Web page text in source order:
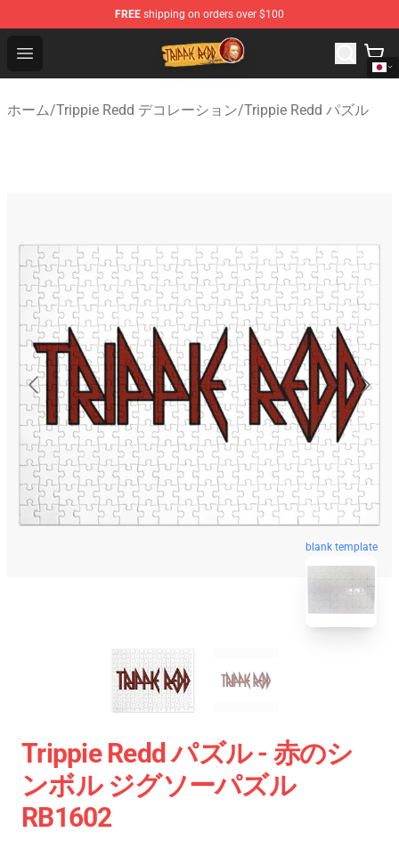
FREE shipping on orders over $100
Open menu
Trippie Redd Store - Official Trippie Redd Merchandise
ホーム/Trippie Redd デコレーション/Trippie Redd パズル
blank template
Trippie Redd パズル - 赤のシ
ンボル ジグソーパズル
RB1602